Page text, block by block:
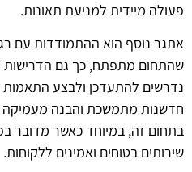
פעולה מיידית למניעת תאונות.
אתגר נוסף הוא ההתמודדות עם
שהתחום מתפתח, כך גם הדרישות
נדרשים להתעדכן ולבצע
חדשנות מתמשכת והבנה מעמיקה
בתחום זה, במיוחד כאשר מדובר
שירותים בטוחים ואמינים ללקוחות.